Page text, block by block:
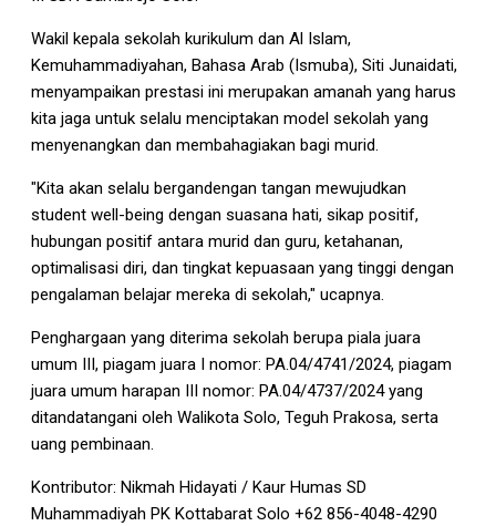
Wakil kepala sekolah kurikulum dan Al Islam,
Kemuhammadiyahan, Bahasa Arab (Ismuba), Siti Junaidati,
menyampaikan prestasi ini merupakan amanah yang harus
kita jaga untuk selalu menciptakan model sekolah yang
menyenangkan dan membahagiakan bagi murid.
"Kita akan selalu bergandengan tangan mewujudkan
student well-being dengan suasana hati, sikap positif,
hubungan positif antara murid dan guru, ketahanan,
optimalisasi diri, dan tingkat kepuasaan yang tinggi dengan
pengalaman belajar mereka di sekolah," ucapnya.
Penghargaan yang diterima sekolah berupa piala juara
umum III, piagam juara I nomor: PA.04/4741/2024, piagam
juara umum harapan III nomor: PA.04/4737/2024 yang
ditandatangani oleh Walikota Solo, Teguh Prakosa, serta
uang pembinaan.
Kontributor: Nikmah Hidayati / Kaur Humas SD
Muhammadiyah PK Kottabarat Solo +62 856-4048-4290